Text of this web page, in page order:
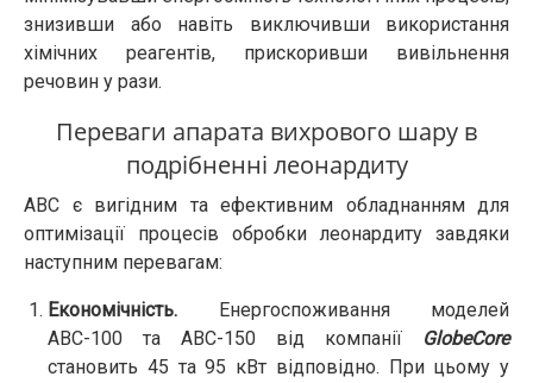
знизивши або навіть виключивши використання
хімічних реагентів, прискоривши вивільнення
речовин у рази.
Переваги апарата вихрового шару в
подрібненні леонардиту
АВС є вигідним та ефективним обладнанням для
оптимізації процесів обробки леонардиту завдяки
наступним перевагам:
Економічність. Енергоспоживання моделей
АВС-100 та АВС-150 від компанії
GlobeCore
становить 45 та 95 кВт відповідно. При цьому у